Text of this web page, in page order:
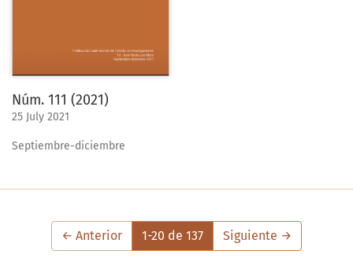
Núm. 111 (2021)
25 July 2021
Septiembre-diciembre
← Anterior 1-20 de 137 Siguiente →